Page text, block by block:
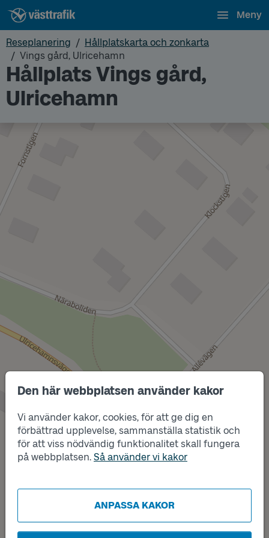
Den här webbplatsen använder kakor
Vi använder kakor, cookies, för att ge dig en
förbättrad upplevelse, sammanställa statistik och
för att viss nödvändig funktionalitet skall fungera
på webbplatsen. Så använder vi kakor
ANPASSA KAKOR
Meny
Reseplanering
Hållplatskarta och zonkarta
Vings gård, Ulricehamn
Hållplats Vings gård,
Ulricehamn
Läge
B